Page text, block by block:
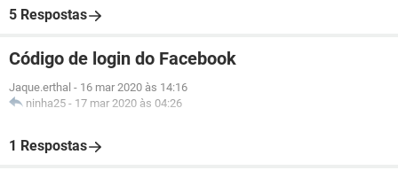
5 Respostas
Código de login do Facebook
Jaque.erthal - 16 mar 2020 às 14:16
ninha25 - 17 mar 2020 às 04:26
1 Respostas